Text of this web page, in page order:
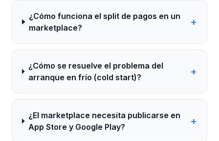
¿Cómo funciona el split de pagos en un
marketplace?
+
¿Cómo se resuelve el problema del
arranque en frío (cold start)?
+
¿El marketplace necesita publicarse en
App Store y Google Play?
+